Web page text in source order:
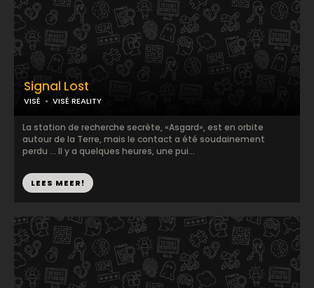
Signal Lost
VISÉ VISÉ REALITY
La station de recherche secrète, «Asgard», est en orbite
autour de la Terre, mais le contact a été soudainement
perdu … Il y a quelques heures, une pui...
LEES MEER!